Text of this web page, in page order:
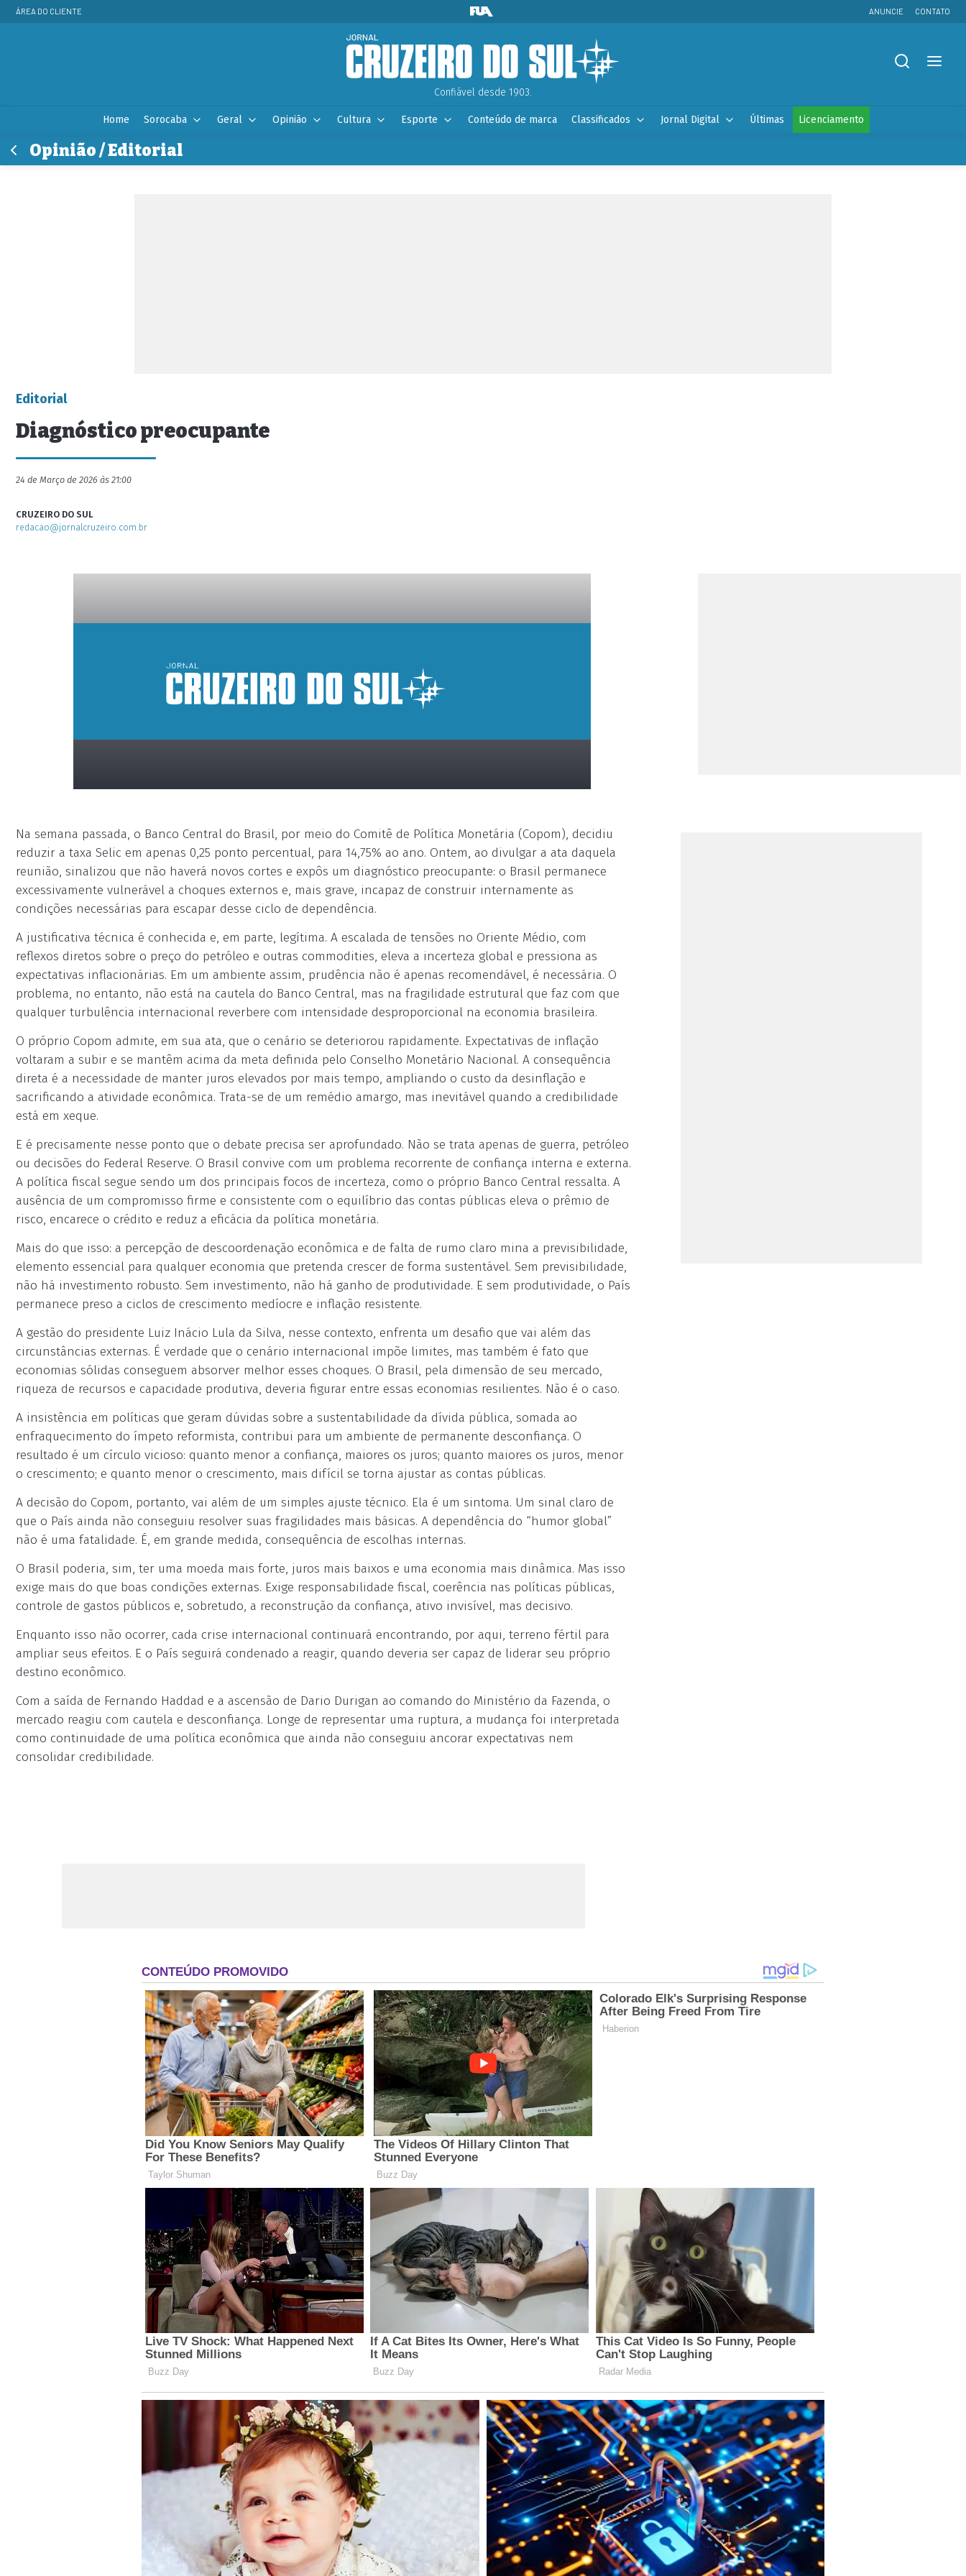
ÁREA DO CLIENTE ANUNCIE CONTATO
Confiável desde 1903.
Home Sorocaba Geral Opinião Cultura Esporte Conteúdo de marca Classificados Jornal Digital Últimas Licenciamento
Opinião / Editorial
Editorial
Diagnóstico preocupante
24 de Março de 2026 às 21:00
CRUZEIRO DO SUL
redacao@jornalcruzeiro.com.br
placeholder
Na semana passada, o Banco Central do Brasil, por meio do Comitê de Política Monetária (Copom), decidiu
reduzir a taxa Selic em apenas 0,25 ponto percentual, para 14,75% ao ano. Ontem, ao divulgar a ata daquela
reunião, sinalizou que não haverá novos cortes e expôs um diagnóstico preocupante: o Brasil permanece
excessivamente vulnerável a choques externos e, mais grave, incapaz de construir internamente as
condições necessárias para escapar desse ciclo de dependência.
A justificativa técnica é conhecida e, em parte, legítima. A escalada de tensões no Oriente Médio, com
reflexos diretos sobre o preço do petróleo e outras commodities, eleva a incerteza global e pressiona as
expectativas inflacionárias. Em um ambiente assim, prudência não é apenas recomendável, é necessária. O
problema, no entanto, não está na cautela do Banco Central, mas na fragilidade estrutural que faz com que
qualquer turbulência internacional reverbere com intensidade desproporcional na economia brasileira.
O próprio Copom admite, em sua ata, que o cenário se deteriorou rapidamente. Expectativas de inflação
voltaram a subir e se mantêm acima da meta definida pelo Conselho Monetário Nacional. A consequência
direta é a necessidade de manter juros elevados por mais tempo, ampliando o custo da desinflação e
sacrificando a atividade econômica. Trata-se de um remédio amargo, mas inevitável quando a credibilidade
está em xeque.
E é precisamente nesse ponto que o debate precisa ser aprofundado. Não se trata apenas de guerra, petróleo
ou decisões do Federal Reserve. O Brasil convive com um problema recorrente de confiança interna e externa.
A política fiscal segue sendo um dos principais focos de incerteza, como o próprio Banco Central ressalta. A
ausência de um compromisso firme e consistente com o equilíbrio das contas públicas eleva o prêmio de
risco, encarece o crédito e reduz a eficácia da política monetária.
Mais do que isso: a percepção de descoordenação econômica e de falta de rumo claro mina a previsibilidade,
elemento essencial para qualquer economia que pretenda crescer de forma sustentável. Sem previsibilidade,
não há investimento robusto. Sem investimento, não há ganho de produtividade. E sem produtividade, o País
permanece preso a ciclos de crescimento medíocre e inflação resistente.
A gestão do presidente Luiz Inácio Lula da Silva, nesse contexto, enfrenta um desafio que vai além das
circunstâncias externas. É verdade que o cenário internacional impõe limites, mas também é fato que
economias sólidas conseguem absorver melhor esses choques. O Brasil, pela dimensão de seu mercado,
riqueza de recursos e capacidade produtiva, deveria figurar entre essas economias resilientes. Não é o caso.
A insistência em políticas que geram dúvidas sobre a sustentabilidade da dívida pública, somada ao
enfraquecimento do ímpeto reformista, contribui para um ambiente de permanente desconfiança. O
resultado é um círculo vicioso: quanto menor a confiança, maiores os juros; quanto maiores os juros, menor
o crescimento; e quanto menor o crescimento, mais difícil se torna ajustar as contas públicas.
A decisão do Copom, portanto, vai além de um simples ajuste técnico. Ela é um sintoma. Um sinal claro de
que o País ainda não conseguiu resolver suas fragilidades mais básicas. A dependência do “humor global”
não é uma fatalidade. É, em grande medida, consequência de escolhas internas.
O Brasil poderia, sim, ter uma moeda mais forte, juros mais baixos e uma economia mais dinâmica. Mas isso
exige mais do que boas condições externas. Exige responsabilidade fiscal, coerência nas políticas públicas,
controle de gastos públicos e, sobretudo, a reconstrução da confiança, ativo invisível, mas decisivo.
Enquanto isso não ocorrer, cada crise internacional continuará encontrando, por aqui, terreno fértil para
ampliar seus efeitos. E o País seguirá condenado a reagir, quando deveria ser capaz de liderar seu próprio
destino econômico.
Com a saída de Fernando Haddad e a ascensão de Dario Durigan ao comando do Ministério da Fazenda, o
mercado reagiu com cautela e desconfiança. Longe de representar uma ruptura, a mudança foi interpretada
como continuidade de uma política econômica que ainda não conseguiu ancorar expectativas nem
consolidar credibilidade.